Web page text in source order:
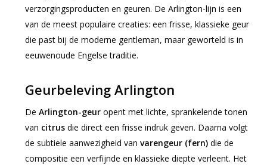
verzorgingsproducten en geuren. De Arlington-lijn is een
van de meest populaire creaties: een frisse, klassieke geur
die past bij de moderne gentleman, maar geworteld is in
eeuwenoude Engelse traditie.
Geurbeleving Arlington
De Arlington-geuropent met lichte, sprankelende tonen
van citrusdie direct een frisse indruk geven. Daarna volgt
de subtiele aanwezigheid van varengeur (fern)die de
compositie een verfijnde en klassieke diepte verleent. Het